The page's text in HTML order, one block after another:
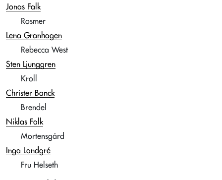
Jonas Falk
Rosmer
Lena Granhagen
Rebecca West
Sten Ljunggren
Kroll
Christer Banck
Brendel
Niklas Falk
Mortensgård
Inga Landgré
Fru Helseth